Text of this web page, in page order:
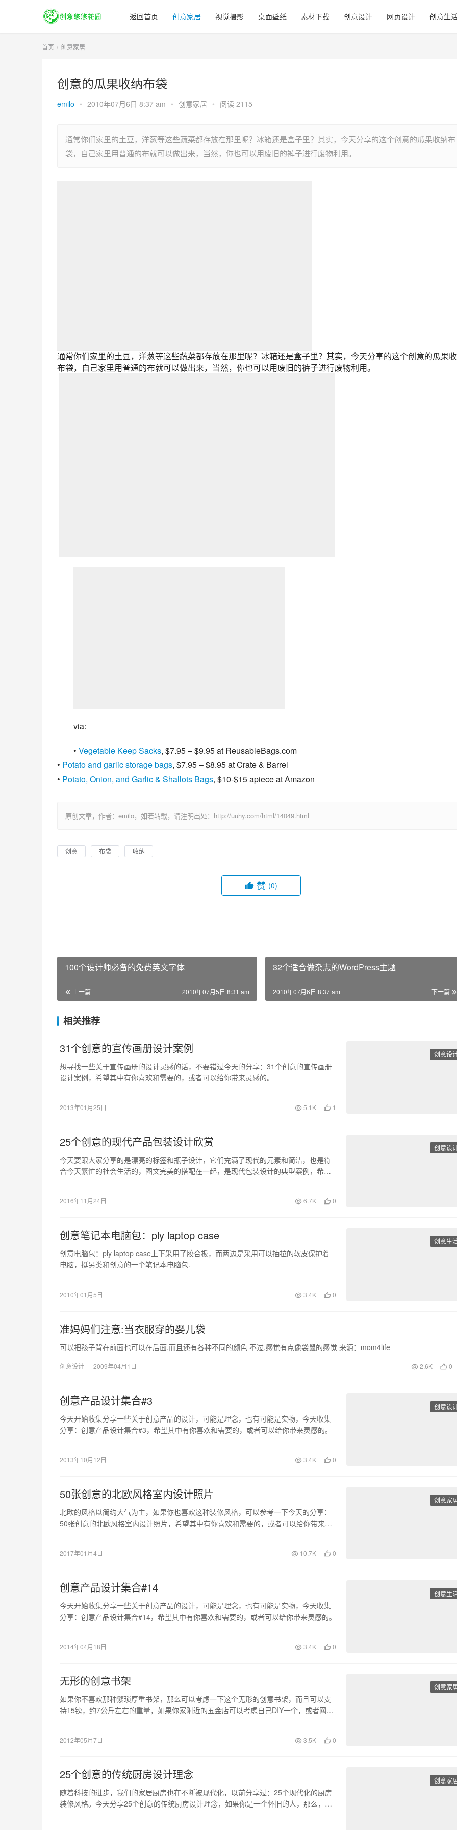
返回首页 创意家居 视觉摄影 桌面壁纸 素材下载 创意设计 网页设计 创意生
首页 创意家居
创意的瓜果收纳布袋
emilo • 2010年07月6日 8:37 am • 创意家居 • 阅读 2115
通常你们家里的土豆，洋葱等这些蔬菜都存放在那里呢？冰箱还是盒子里？其实，今天分享的这个创意的瓜果收纳布
袋，自己家里用普通的布就可以做出来，当然，你也可以用废旧的裤子进行废物利用。
通常你们家里的土豆，洋葱等这些蔬菜都存放在那里呢？冰箱还是盒子里？其实，今天分享的这个创意的瓜果
布袋，自己家里用普通的布就可以做出来，当然，你也可以用废旧的裤子进行废物利用。
via:
• Vegetable Keep Sacks, $7.95 – $9.95 at ReusableBags.com
• Potato and garlic storage bags, $7.95 – $8.95 at Crate & Barrel
• Potato, Onion, and Garlic & Shallots Bags, $10-$15 apiece at Amazon
原创文章，作者：emilo，如若转载，请注明出处：http://uuhy.com/html/14049.html
创意 布袋 收纳
赞 (0)
100个设计师必备的免费英文字体
上一篇 2010年07月5日 8:31 am
32个适合做杂志的WordPress主题
下一篇
2010年07月6日 8:37 am
相关推荐
创意设
31个创意的宣传画册设计案例
想寻找一些关于宣传画册的设计灵感的话，不要错过今天的分享：31个创意的宣传画册
设计案例，希望其中有你喜欢和需要的，或者可以给你带来灵感的。
2013年01月25日 5.1K 1
创意设
25个创意的现代产品包装设计欣赏
今天要跟大家分享的是漂亮的标签和瓶子设计，它们充满了现代的元素和简洁，也是符
合今天繁忙的社会生活的，图文完美的搭配在一起，是现代包装设计的典型案例，希望
2016年11月24日 6.7K 0
创意生
创意笔记本电脑包：ply laptop case
创意电脑包：ply laptop case上下采用了胶合板，而两边是采用可以抽拉的软皮保护着
电脑，挺另类和创意的一个笔记本电脑包.
2010年01月5日 3.4K 0
准妈妈们注意:当衣服穿的婴儿袋
可以把孩子背在前面也可以在后面,而且还有各种不同的颜色 不过,感觉有点像袋鼠的感觉 来源：mom4life
创意设计 2009年04月1日 2.6K 0
创意设
创意产品设计集合#3
今天开始收集分享一些关于创意产品的设计，可能是理念，也有可能是实物，今天收集
分享：创意产品设计集合#3，希望其中有你喜欢和需要的，或者可以给你带来灵感的。
2013年10月12日 3.4K 0
创意家
50张创意的北欧风格室内设计照片
北欧的风格以简约大气为主，如果你也喜欢这种装修风格，可以参考一下今天的分享：
50张创意的北欧风格室内设计照片，希望其中有你喜欢和需要的，或者可以给你带来灵
2017年01月4日 10.7K 0
创意生
创意产品设计集合#14
今天开始收集分享一些关于创意产品的设计，可能是理念，也有可能是实物，今天收集
分享：创意产品设计集合#14，希望其中有你喜欢和需要的，或者可以给你带来灵感的。
2014年04月18日 3.4K 0
创意家
无形的创意书架
如果你不喜欢那种繁琐厚重书架，那么可以考虑一下这个无形的创意书架，而且可以支
持15镑，约7公斤左右的重量，如果你家附近的五金店可以考虑自己DIY一个，或者网上
2012年05月7日 3.5K 0
创意家
25个创意的传统厨房设计理念
随着科技的进步，我们的家居厨房也在不断被现代化，以前分享过：25个现代化的厨房
装修风格。今天分享25个创意的传统厨房设计理念，如果你是一个怀旧的人，那么，希